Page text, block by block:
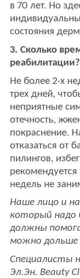
в 70 лет. Но
состояния
3. Сколько
реабилитации?
Не более 2-х
трех дней,
неприятные
отечность,
покраснение.
отказаться от
пилингов,
рекомендуется
недель не
Наше лицо и
который надо
должны
можно дольше
Специалисты
Эл.Эн. Beauty